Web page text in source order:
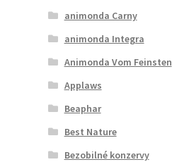
animonda Carny
animonda Integra
Animonda Vom Feinsten
Applaws
Beaphar
Best Nature
Bezobilné konzervy